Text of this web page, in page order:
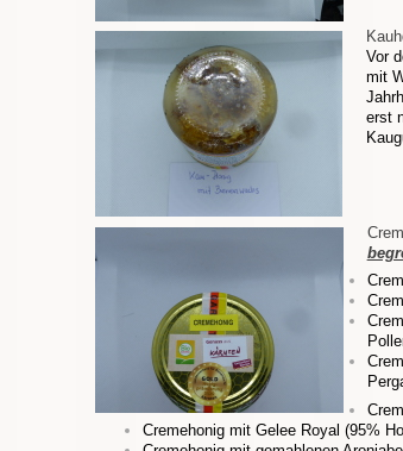
Vor
mit
erst
Cremehonig mit Gelee Royal (95%